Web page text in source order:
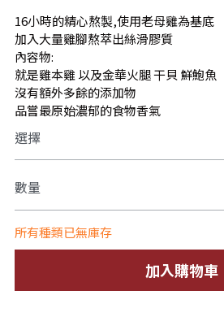
16小時的精心熬製,使用老母雞為基底
加入大量雞腳熬萃出絲滑膠質
內容物:
就是雞本雞 以及金華火腿 干貝 鮮鮑魚
沒有額外多餘的添加物
品嘗最原始濃郁的食物香氣
選擇
數量
所有種類已無庫存
加入購物車